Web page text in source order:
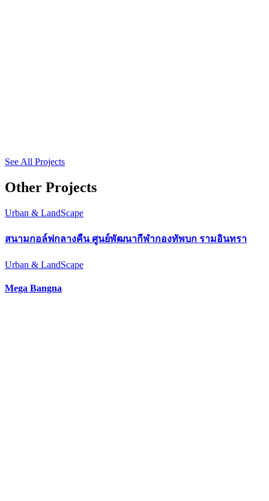
See All Projects
Other Projects
Urban & LandScape
สนามกอล์ฟกลางคืน ศูนย์พัฒนากีฬากองทัพบก รามอินทรา
Urban & LandScape
Mega Bangna